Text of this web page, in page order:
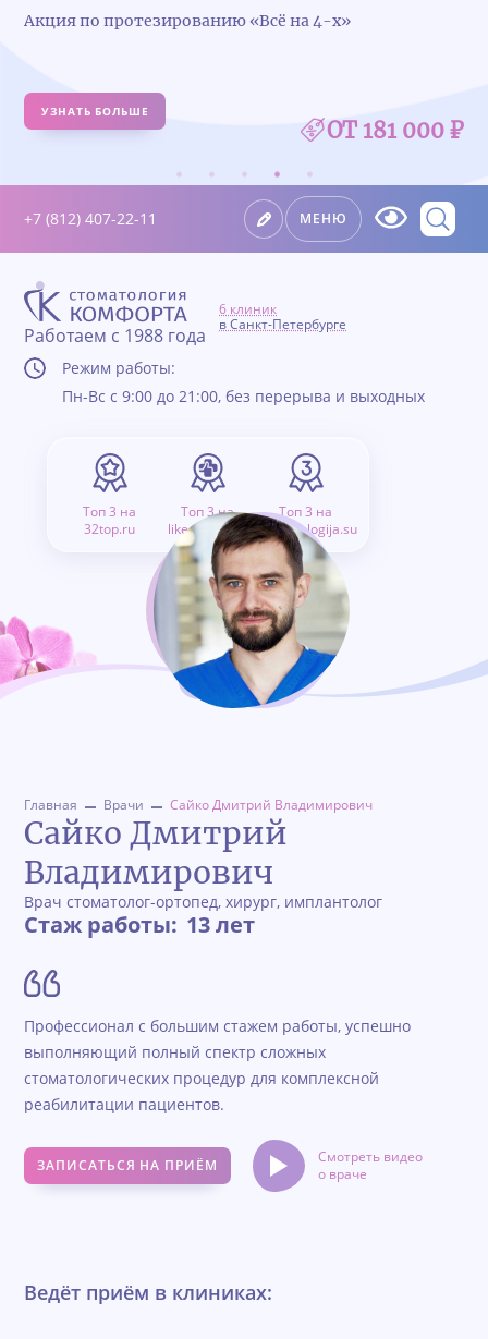
Акция по протезированию «Всё на 4-х»
УЗНАТЬ БОЛЬШЕ
ОТ 181 000 ₽
+7 (812) 407-22-11 МЕНЮ
Работаем с 1988 года
6 клиник
в Санкт-Петербурге
Режим работы:
Пн-Вс с 9:00 до 21:00, без перерыва и выходных
Топ 3 на
32top.ru
Топ 3 на
like.doctor.ru
Топ 3 на
stomatologija.su
Главная Врачи Сайко Дмитрий Владимирович
Сайко Дмитрий
Владимирович
Врач стоматолог-ортопед, хирург, имплантолог
Стаж работы: 13 лет
Профессионал с большим стажем работы, успешно
выполняющий полный спектр сложных
стоматологических процедур для комплексной
реабилитации пациентов.
ЗАПИСАТЬСЯ НА ПРИЁМ
Смотреть видео
о враче
Ведёт приём в клиниках: